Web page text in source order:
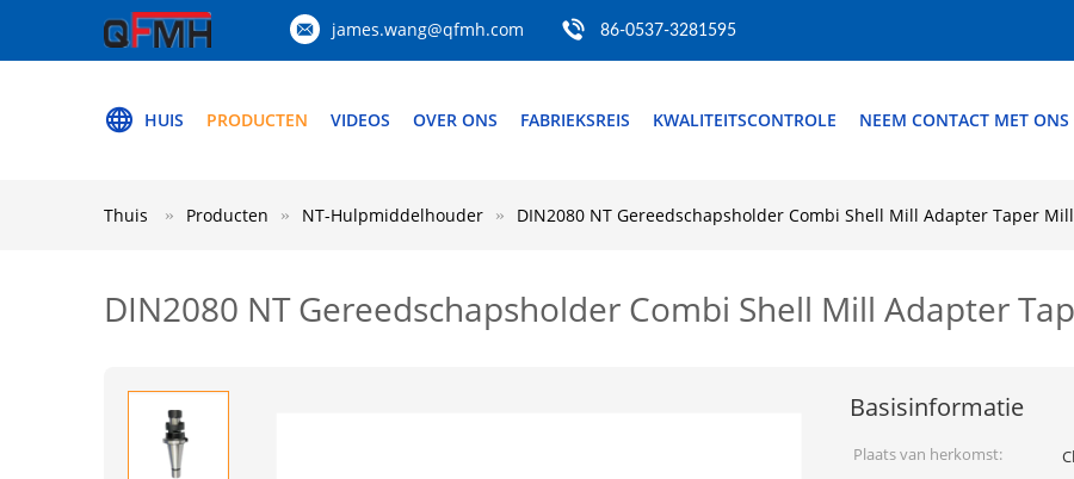
james.wang@qfmh.com 86-0537-3281595
HUIS PRODUCTEN VIDEOS OVER ONS FABRIEKSREIS KWALITEITSCONTROLE NEEM CONTACT MET ONS
Thuis Producten NT-Hulpmiddelhouder DIN2080 NT Gereedschapsholder Combi Shell Mill Adapter Taper
DIN2080 NT Gereedschapsholder Combi Shell Mill Adapter
Basisinformatie
Plaats van herkomst: